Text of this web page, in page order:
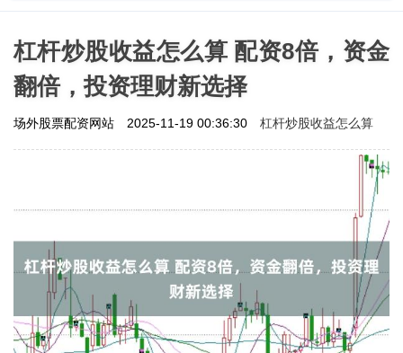
杠杆炒股收益怎么算 配资8倍，资金
翻倍，投资理财新选择
场外股票配资网站 2025-11-19 00:36:30 杠杆炒股收益怎么算